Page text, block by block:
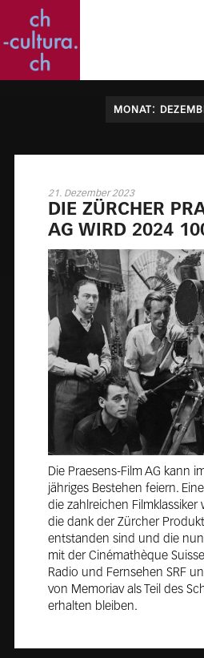
MONAT:
21. Dezember 2023
DIE ZÜR­CHER
AG WIRD 2024
Die Praesens-Film AG kann
jähriges Bestehen feiern.
die zahlreichen
die dank der Zürcher
entstanden sind und die
mit der Cinémathèque
Radio und Fernsehen SRF
von Memoriav als Teil des
erhalten bleiben.